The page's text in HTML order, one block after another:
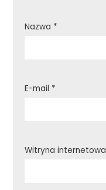
Nazwa *
E-mail *
Witryna internetowa